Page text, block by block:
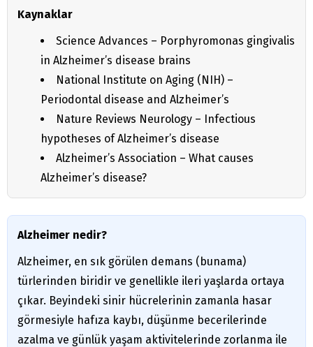
Kaynaklar
Science Advances – Porphyromonas gingivalis
in Alzheimer’s disease brains
National Institute on Aging (NIH) –
Periodontal disease and Alzheimer’s
Nature Reviews Neurology – Infectious
hypotheses of Alzheimer’s disease
Alzheimer’s Association – What causes
Alzheimer’s disease?
Alzheimer nedir?
Alzheimer, en sık görülen demans (bunama)
türlerinden biridir ve genellikle ileri yaşlarda ortaya
çıkar. Beyindeki sinir hücrelerinin zamanla hasar
görmesiyle hafıza kaybı, düşünme becerilerinde
azalma ve günlük yaşam aktivitelerinde zorlanma ile